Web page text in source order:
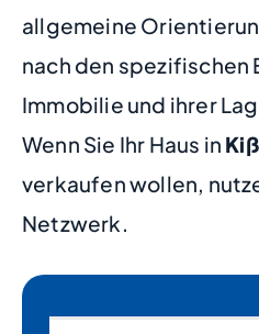
allgemeine
nach den
Immobilie und ihrer
Wenn Sie Ihr Haus in
verkaufen wollen,
Netzwerk.